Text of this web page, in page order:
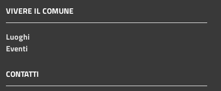
VIVERE IL COMUNE
Luoghi
Eventi
CONTATTI